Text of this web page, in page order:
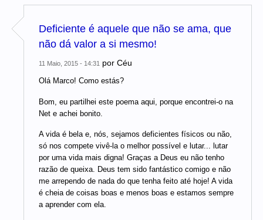
Deficiente é aquele que não se ama, que
não dá valor a si mesmo!
11 Maio, 2015 - 14:31 por Céu
Olá Marco! Como estás?
Bom, eu partilhei este poema aqui, porque encontrei-o na
Net e achei bonito.
A vida é bela e, nós, sejamos deficientes físicos ou não,
só nos compete vivê-la o melhor possível e lutar... lutar
por uma vida mais digna! Graças a Deus eu não tenho
razão de queixa. Deus tem sido fantástico comigo e não
me arrependo de nada do que tenha feito até hoje! A vida
é cheia de coisas boas e menos boas e estamos sempre
a aprender com ela.